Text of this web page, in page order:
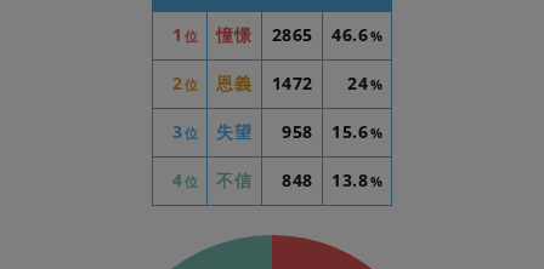
1 位 憧憬 2865 46.6%
2位 恩義 1472 24%
3位 失望 958 15.6%
4位 不信 848 13.8%